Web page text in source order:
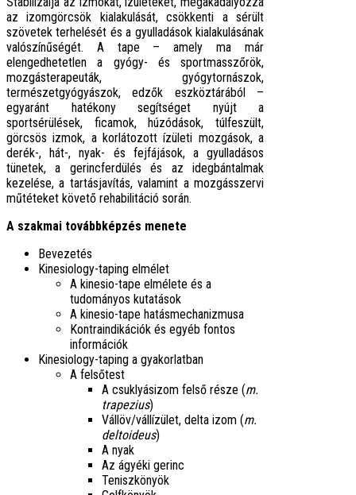
az izomgörcsök kialakulását, csökkenti a sérült
szövetek terhelését és a gyulladások kialakulásának
valószínűségét. A tape – amely ma már
elengedhetetlen a gyógy- és sportmasszőrök,
mozgásterapeuták, gyógytornászok,
természetgyógyászok, edzők eszköztárából –
egyaránt hatékony segítséget nyújt a
sportsérülések, ficamok, húzódások, túlfeszült,
görcsös izmok, a korlátozott ízületi mozgások, a
derék-, hát-, nyak- és fejfájások, a gyulladásos
tünetek, a gerincferdülés és az idegbántalmak
kezelése, a tartásjavítás, valamint a mozgásszervi
műtéteket követő rehabilitáció során.
A szakmai továbbképzés menete
Bevezetés
Kinesiology-taping elmélet
A kinesio-tape elmélete és a
tudományos kutatások
A kinesio-tape hatásmechanizmusa
Kontraindikációk és egyéb fontos
információk
Kinesiology-taping a gyakorlatban
A felsőtest
A csuklyásizom felső része (m.
trapezius)
Vállöv/vállízület, delta izom (m.
deltoideus)
A nyak
Az ágyéki gerinc
Teniszkönyök